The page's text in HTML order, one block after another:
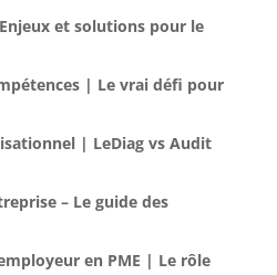
et solutions pour le
| Le vrai défi pour
| LeDiag vs Audit
– Le guide des
en PME | Le rôle